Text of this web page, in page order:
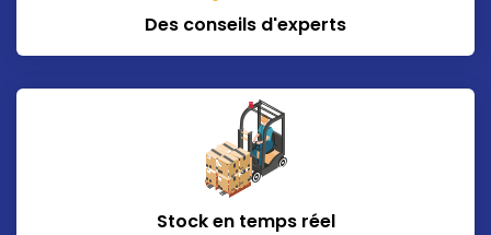
Des conseils d'experts
Stock en temps réel